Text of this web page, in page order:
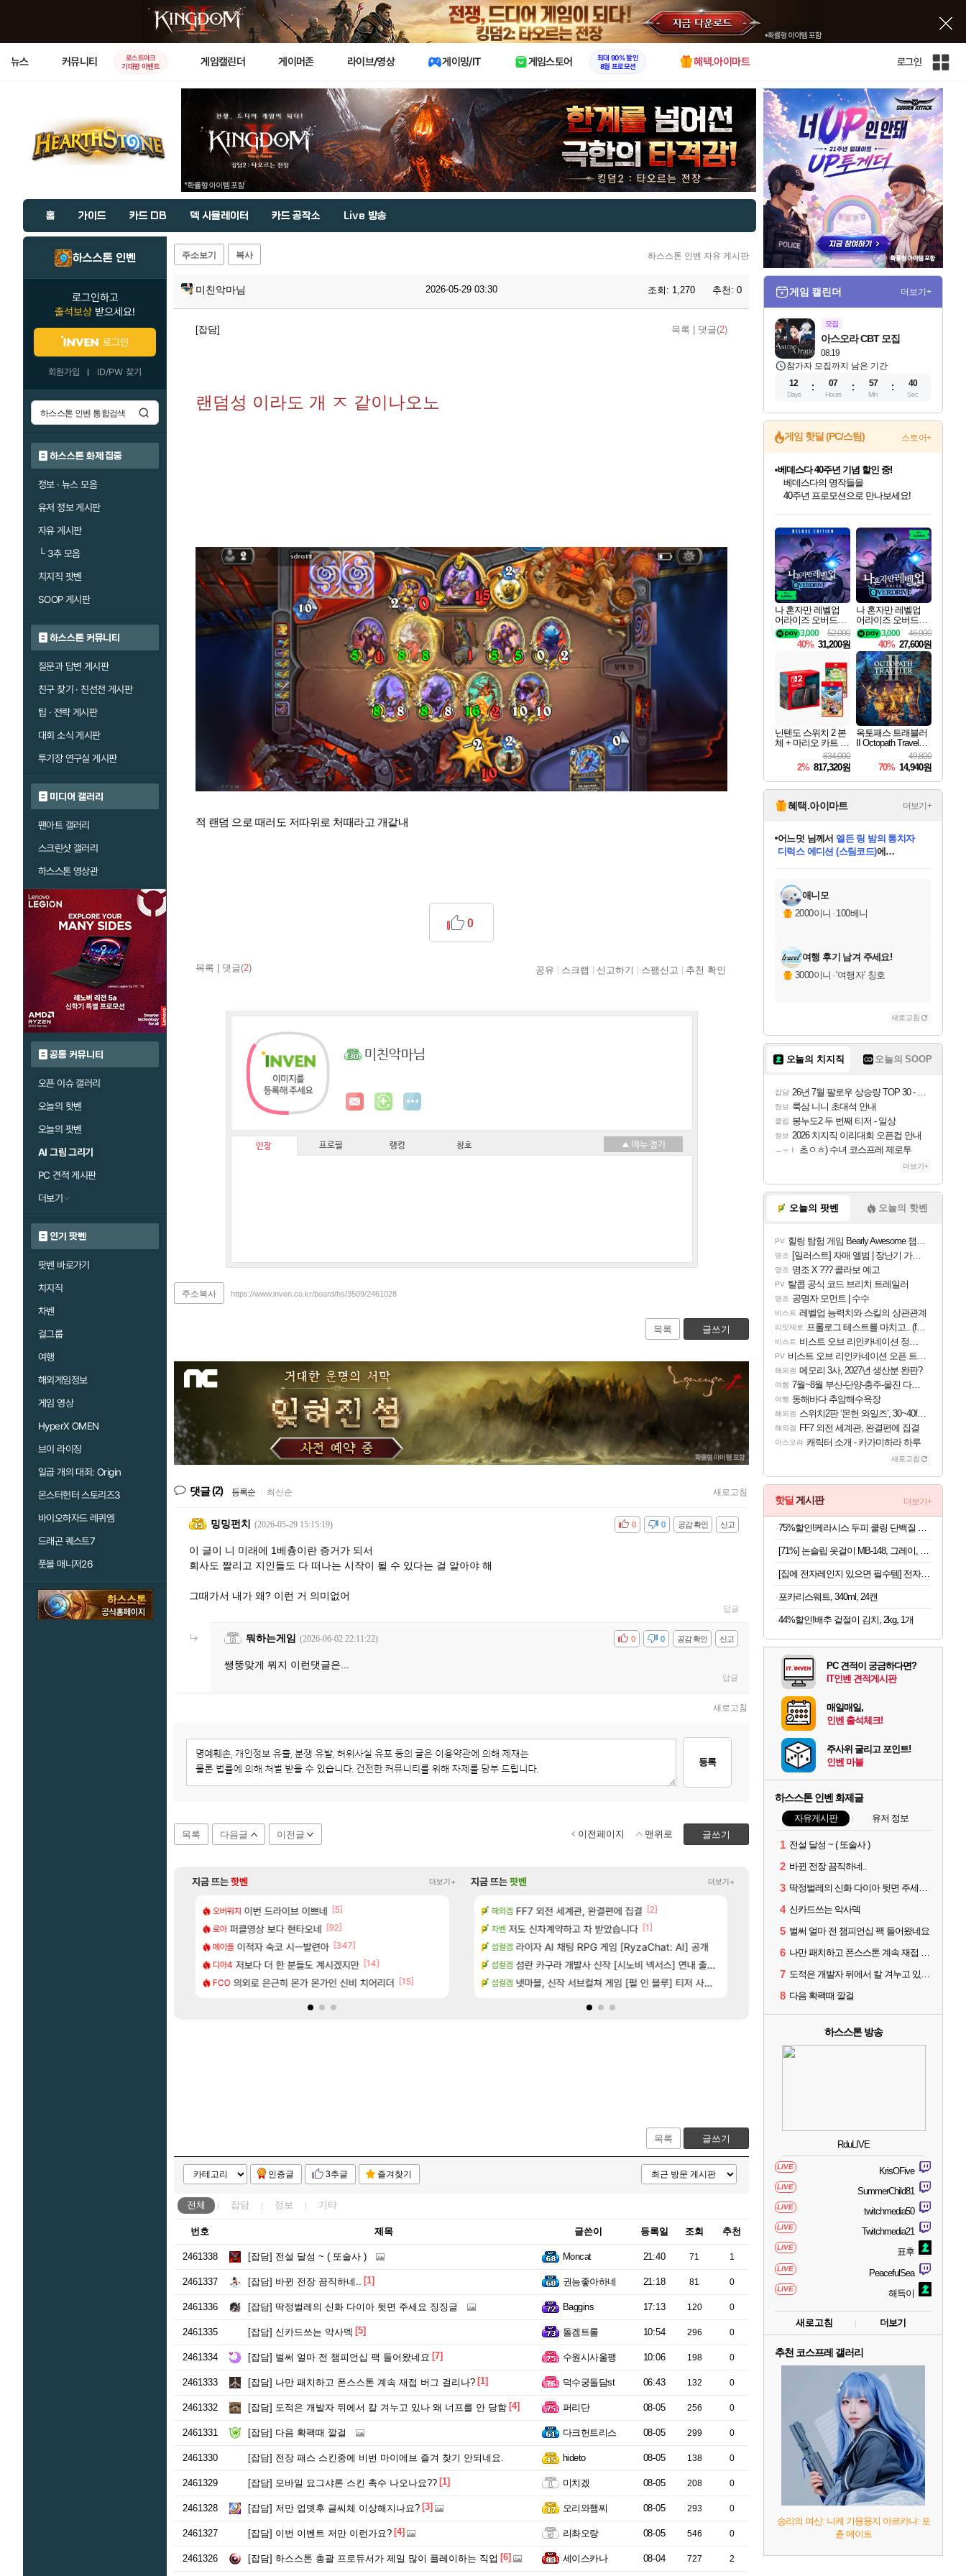
X
뉴스 커뮤니티
로스트아크
기대평 이벤트
게임캘린더 게이머존 라이브/영상 게이밍/IT 게임스토어
최대 90% 할인
8월 프로모션
혜택.아이마트 로그인
인
전
사
이
트
홈 가이드 카드 DB 덱 시뮬레이터 카드 공작소 Live 방송
하스스톤 인벤
로그인하고
출석보상 받으세요!
로그인
회원가입 ID/PW 찾기
하스스톤 화제 집중
정보 · 뉴스 모음
유저 정보 게시판
자유 게시판
└3추 모음
치지직 팟벤
SOOP 게시판
하스스톤 커뮤니티
질문과 답변 게시판
친구 찾기 · 친선전 게시판
팁 · 전략 게시판
대회 소식 게시판
투기장 연구실 게시판
미디어 갤러리
팬아트 갤러리
스크린샷 갤러리
하스스톤 영상관
공통 커뮤니티
오픈 이슈 갤러리
오늘의 핫벤
오늘의 팟벤
AI 그림 그리기
PC 견적 게시판
더보기
인기 팟벤
팟벤 바로가기
치지직
차벤
걸그룹
여행
해외게임정보
게임 영상
HyperX OMEN
브이 라이징
일곱 개의 대죄: Origin
몬스터헌터 스토리즈3
바이오하자드 레퀴엠
드래곤 퀘스트7
풋볼 매니저26
주소보기 복사 하스스톤 인벤 자유 게시판
미친악마님 2026-05-29 03:30 조회: 1,270 추천: 0
[잡담] 목록 댓글(2)
랜덤성 이라도 개 ㅈ 같이나오노
적 랜덤 으로 때러도 저따위로 처때라고 개같내
목록 댓글(2)
0
공유 스크랩 신고하기 스팸신고 추천 확인
미친악마님
인장 프로필 랭킹 칭호
주소복사 https://www.inven.co.kr/board/hs/3509/2461028
목록 글쓰기
댓글(2) 등록순 최신순 새로고침
밍밍펀치 (2026-05-29 15:15:19) 신고
공감 확인
비공감 0
0
이 글이 니 미래에 1베츙이란 증거가 되서
회사도 짤리고 지인들도 다 떠나는 시작이 될 수 있다는 걸 알아야 해
그때가서 내가 왜? 이런 거 의미없어
답글
뭐하는게임 (2026-06-02 22:11:22) 신고
공감 확인
비공감 0
0
쌩뚱맞게 뭐지 이런댓글은...
답글
새로고침
등록
목록 다음글 이전글 글쓰기
이전페이지 맨위로
지금 뜨는핫벤 더보기+
오버워치 이번 드라이브 이쁘네 [5]
로아 퍼클영상 보다 현타오네 [92]
메이플 이적자 숙코 시ㅡ발련아 [347]
디아4 저보다 더 한 분들도 계시겠지만 [14]
FCO 의외로 은근히 몬가 몬가인 신비 치어리더 [15]
디아4 (15시즌PTR) 악마술사 5경이 뜨네요 [5]
메이플 빵 가격이 24500원 이라길래 결제 취소하고 나왔다
로아 너넨 대난 함부로 가지 마라.. [45]
디아4 Ptr신규무기 인검이라길래 뭔가했는데 [5]
메이플 게이머라면 필수로 알아야 할 것 [115]
Ssf 정의를 내려 버린 디시인
우리 나라의 주적은?? [135]
100:8 보다 효율이 좋은 상향된 아제나 ㄷㄷ
레테 재사용 17번 터짐 [76]
지금 뜨는팟벤 더보기+
여행 7년만에 가족여행을 다녀왔습니다.
아스오라 「에린」 컨셉 포스터 공개
비스트 쿠를 먼저 보내서 기습하는 법
리싱크드 리싱크드 1.06 패치노트 (8/5)
비스트 비스트 오브 리인카네이션 정보/공략글 모음
해외겜 FF7 외전 세계관, 완결편에 집결 [2]
차벤 저도 신차계약하고 차 받았습니다 [1]
섭컬겜 라이자 AI 채팅 RPG 게임 [RyzaChat: AI] 공개
섭컬겜 섬란 카구라 개발사 신작 [시노비 넥서스] 연내 출시 예정
섭컬겜 넷마블, 신작 서브컬쳐 게임 [펄 인 블루] 티저 사이트 오픈
비스트 챕터별 길찾기/지도 공략 (1 ~ 12장)
아주프로 4컷 만화 | 야간 보초는 너무 힘들어
리밋제로 테스트 때는 로비에 온라인 기능이 있는데
비스트 오브 리인카네이션 오픈 트레일러
목록 글쓰기
인증글 3추글 즐겨찾기
전체 잡담 정보 기타
번호 제목 글쓴이 등록일 조회 추천
2461338 [잡담] 전설 달성 ~ ( 또술사 ) Moncat 21:40 71 1
2461337 [잡담] 바뀐 전장 끔직하네.. [1] 권능좋아하네 21:18 81 0
2461336 [잡담] 딱정벌레의 신화 다이아 뒷면 주세요 징징글 Baggins 17:13 120 0
2461335 [잡담] 신카드쓰는 악사덱 [5] 돌겜트롤 10:54 296 0
2461334 [잡담] 벌써 얼마 전 챔피언십 팩 들어왔네요 [7] 수원시사울팽 10:06 198 0
2461333 [잡담] 나만 패치하고 폰스스톤 계속 재접 버그 걸리나? [1] 덕수궁돌담st 06:43 132 0
2461332 [잡담] 도적은 개발자 뒤에서 칼 겨누고 있나 왜 너프를 안 당함 [4] 퍼리단 08-05 256 0
2461331 [잡담] 다음 확팩때 깔걸 다크헌트리스 08-05 299 0
2461330 [잡담] 전장 패스 스킨중에 비번 마이에브 즐겨 찾기 안되네요. hideto 08-05 138 0
2461329 [잡담] 모바일 요그샤론 스킨 촉수 나오나요?? [1] 미치겠 08-05 208 0
2461328 [잡담] 저만 업뎃후 글씨체 이상해지나요? [3] 오리와햄찌 08-05 293 0
2461327 [잡담] 이번 이벤트 저만 이런가요? [4] 리촤오랑 08-05 546 0
2461326 [잡담] 하스스톤 총괄 프로듀서가 제일 많이 플레이하는 직업 [6] 세이스카나 08-04 727 2
게임 캘린더 더보기+
모집
08.19
아스오라 CBT 모집
참가자 모집까지 남은 기간
12
Days
07
Hours
57
Min
38
Sec
게임 핫딜 (PC/스팀) 스토어+
최대 90% 할인가를 만나보세요!
네이버혜택과 함께 만나보세요!
50%할인&추가 적립까지!
이니&베니 혜택까지!
네이버 혜택가와 함께 예약하세요!
할인&네이버혜택으로 만나보세요!
네이버페이 혜택과 만나보세요!
베데스다 40주년 기념 할인 중!
베데스다의 명작들을
40주년 프로모션으로 만나보세요!
네이버 포인트 혜택까지!
할인가에 만나보세요!
일부 에디션 상시 할인!
혜택으로 예약 판매 중
편안하게 충전하세요
나 혼자만 레벨업
어라이즈 오버드라
이브 디럭스 에디션
Solo Leveling Arise
Overdrive Deluxe Edi
52,000
3,000
40% 31,200원
나 혼자만 레벨업
어라이즈 오버드라
이브 Solo Leveling A
rise
46,000
3,000
40% 27,600원
닌텐도 스위치 2 본
체 + 마리오 카트 월
드 + 포켓몬 포코피
아 번들
834,000
2% 817,320원
옥토패스 트래블러
II Octopath Traveler I
49,800
70% 14,940원
혜택.아이마트 더보기+
당첨되셨습니다.
당첨되셨습니다.
어느덧 님께서엘든 링 밤의 통치자
디럭스 에디션 (스팀코드)에
당첨되셨습니다.
에디션 (스팀코드)
당첨되셨습니다.
당첨되셨습니다.
당첨되셨습니다.
당첨되셨습니다.
애니모
2000이니 · 100베니
여행 후기 남겨 주세요!
3000이니 ·'여행자' 칭호
새로고침
오늘의 치지직 오늘의 SOOP
잡담 26년 7월 팔로우 상승량 TOP 30 - 월간 치지직
정보 룩삼 니니 초대석 안내
클립 봉누도2 두 번째 티저 - 일상
정보 2026 치지직 이리대회 오픈컵 안내
ㅗㅜㅑ 초ㅇㅎ) 수녀 코스프레 제로투
더보기+
오늘의 팟벤 오늘의 핫벤
PV 힐링 탐험 게임 Bearly Awesome 챕터 1 트레일러
명조 [일러스트] 자매 앨범 | 장난기 가득한 오후의 공원 (리메이크판)
명조 명조 X ??? 콜라보 예고
PV 탈콥 공식 코드 브리치 트레일러
명조 공명자 모먼트 | 수수
비스트 레벨업 능력치와 스킬의 상관관계
리밋제로 프롤로그 테스트를 마치고.. (feat. 리아)
비스트 비스트 오브 리인카네이션 정보/공략글 모음
PV 비스트 오브 리인카네이션 오픈 트레일러
해외겜 메모리 3사, 2027년 생산분 완판?
여행 7월~8월 부산-단양-충주-울진 다녀왔어요~
여행 동해바다 추암해수욕장
해외겜 스위치2판 ‘몬헌 와일즈’, 30~40fps 목표 추정
해외겜 FF7 외전 세계관, 완결편에 집결
아스오라 캐릭터 소개 - 카가미하라 하루
새로고침
핫딜 게시판 더보기+
[집에 전자레인지 있으면 필수템] 전자레인지 스팀 청소인형 x 2개
포카리스웨트, 340ml, 24캔
44%할인!배추 겉절이 김치, 2kg, 1개
PC 견적이 궁금하다면?
IT인벤 견적게시판
매일매일,
인벤 출석체크!
주사위 굴리고 포인트!
인벤 마블
하스스톤 인벤 화제글
자유게시판 유저 정보
1 전설 달성 ~ ( 또술사 )
2 바뀐 전장 끔직하네..
3 딱정벌레의 신화 다이아 뒷면 주세요 징징글
4 신카드쓰는 악사덱
5 벌써 얼마 전 챔피언십 팩 들어왔네요
6 나만 패치하고 폰스스톤 계속 재접 버그 걸리나?
7 도적은 개발자 뒤에서 칼 겨누고 있나 왜 너프를 안 당함
8 다음 확팩때 깔걸
하스스톤 방송
RduLIVE
LIVE KrisOFive
LIVE SummerChild81
LIVE twitchmedia50
LIVE Twitchmedia21
LIVE 표후
LIVE PeacefulSea
LIVE 해득이
새로고침 더보기
추천 코스프레 갤러리
승리의 여신: 니케 기묭묭지 아르카나: 포
츈 메이트